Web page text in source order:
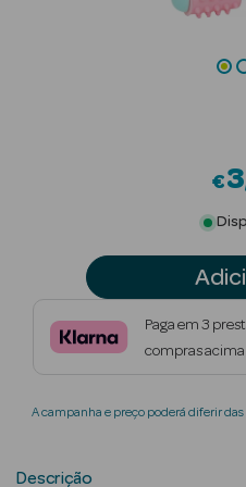
Beauty Season
Nutricosmética
Perfumes
Beauty Season
€3
Paga em 3
compras acima
A campanha e preço poderá diferir das
Descrição